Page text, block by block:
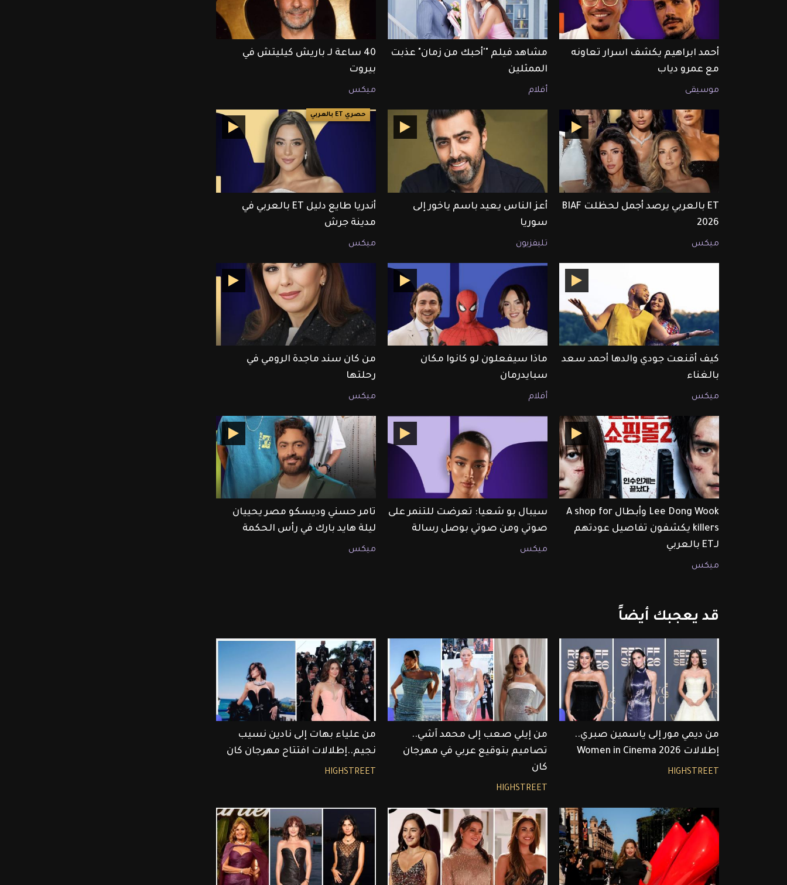
أحمد ابراهيم يكشف اسرار تعاونه
مع عمرو دياب
موسيقى
مشاهد فيلم "'أحبك من زمان" عذبت
الممثلين
أفلام
40 ساعة لـ باريش كيليتش في
بيروت
ميكس
ET بالعربي يرصد أجمل لحظلت BIAF
2026
ميكس
أعز الناس يعيد باسم ياخور إلى
سوريا
تليفزيون
حصري ET بالعربي
أندريا طايع دليل ET بالعربي في
مدينة جرش
ميكس
كيف أقنعت جودي والدها أحمد سعد
بالغناء
ميكس
ماذا سيفعلون لو كانوا مكان
سبايدرمان
أفلام
من كان سند ماجدة الرومي في
رحلتها
ميكس
Lee Dong Wook وأبطال A shop for
killers يكشفون تفاصيل عودتهم
لـET بالعربي
ميكس
سيبال بو شعيا: تعرضت للتنمر على
صوتي ومن صوتي بوصل رسالة
ميكس
تامر حسني وديسكو مصر يحييان
ليلة هايد بارك في رأس الحكمة
ميكس
قد يعجبك أيضاً
من ديمي مور إلى ياسمين صبري..
إطلالات Women in Cinema 2026
HIGHSTREET
من إيلي صعب إلى محمد آشي..
تصاميم بتوقيع عربي في مهرجان
كان
HIGHSTREET
من علياء بهات إلى نادين نسيب
نجيم..إطلالات افتتاح مهرجان كان
HIGHSTREET